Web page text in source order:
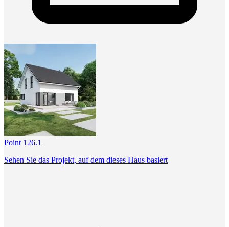
Point 126.1
Sehen Sie das Projekt, auf dem dieses Haus basiert